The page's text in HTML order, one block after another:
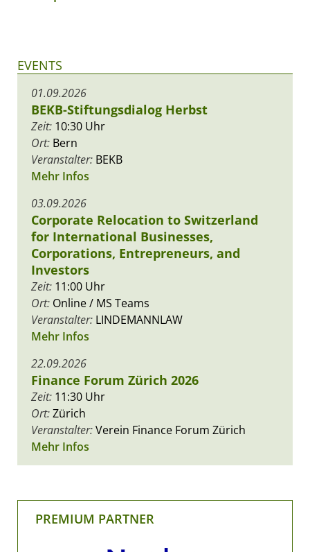
EVENTS
01.09.2026
BEKB-Stiftungsdialog Herbst
Zeit: 10:30 Uhr
Ort: Bern
Veranstalter: BEKB
Mehr Infos
03.09.2026
Corporate Relocation to Switzerland
for International Businesses,
Corporations, Entrepreneurs, and
Investors
Zeit: 11:00 Uhr
Ort: Online / MS Teams
Veranstalter: LINDEMANNLAW
Mehr Infos
22.09.2026
Finance Forum Zürich 2026
Zeit: 11:30 Uhr
Ort:Zürich
Veranstalter:Verein Finance Forum Zürich
Mehr Infos
PREMIUM PARTNER